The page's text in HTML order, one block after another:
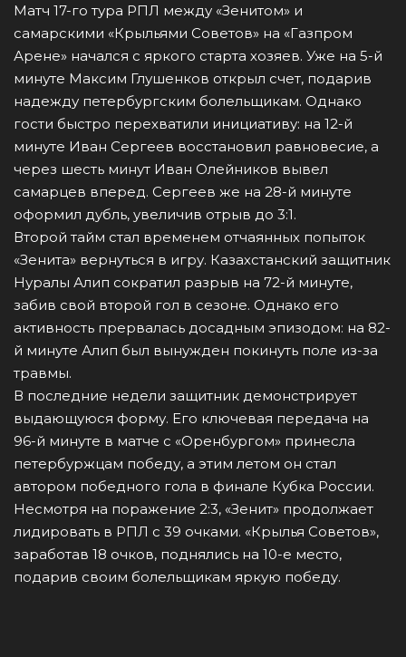
Матч 17-го тура РПЛ между «Зенитом» и
самарскими «Крыльями Советов» на «Газпром
Арене» начался с яркого старта хозяев. Уже на 5-й
минуте Максим Глушенков открыл счет, подарив
надежду петербургским болельщикам. Однако
гости быстро перехватили инициативу: на 12-й
минуте Иван Сергеев восстановил равновесие, а
через шесть минут Иван Олейников вывел
самарцев вперед. Сергеев же на 28-й минуте
оформил дубль, увеличив отрыв до 3:1.
Второй тайм стал временем отчаянных попыток
«Зенита» вернуться в игру. Казахстанский защитник
Нуралы Алип сократил разрыв на 72-й минуте,
забив свой второй гол в сезоне. Однако его
активность прервалась досадным эпизодом: на 82-
й минуте Алип был вынужден покинуть поле из-за
травмы.
В последние недели защитник демонстрирует
выдающуюся форму. Его ключевая передача на
96-й минуте в матче с «Оренбургом» принесла
петербуржцам победу, а этим летом он стал
автором победного гола в финале Кубка России.
Несмотря на поражение 2:3, «Зенит» продолжает
лидировать в РПЛ с 39 очками. «Крылья Советов»,
заработав 18 очков, поднялись на 10-е место,
подарив своим болельщикам яркую победу.